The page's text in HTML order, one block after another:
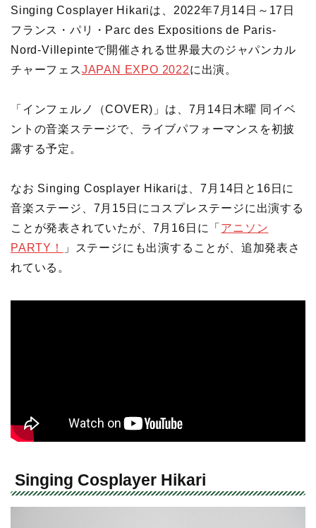
Singing Cosplayer Hikariは、2022年7月14日～17日
フランス・パリ・Parc des Expositions de Paris-
Nord-Villepinteで開催される世界最大のジャパンカル
チャーフェスJAPAN EXPO 2022に出演。
「インフェルノ（COVER)」は、7月14日木曜 同イベ
ントの音楽ステージで、ライブパフォーマンスを初披
露する予定。
なお Singing Cosplayer Hikariは、7月14日と16日に
音楽ステージ、7月15日にコスプレステージに出演する
ことが発表されていたが、7月16日に「 アニソン
PARTY！
」ステージにも出演することが、追加発表さ
れている。
Singing Cosplayer Hikari